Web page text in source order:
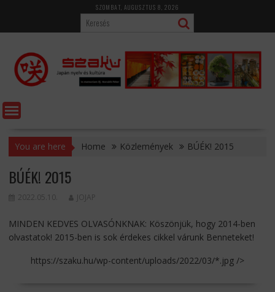
content
SZOMBAT, AUGUSZTUS 8, 2026
You are here Home Közlemények BÚÉK! 2015
BÚÉK! 2015
2022.05.10. JOJAP
MINDEN KEDVES OLVASÓNKNAK: Köszönjük, hogy 2014-ben
olvastatok! 2015-ben is sok érdekes cikkel várunk Benneteket!
https://szaku.hu/wp-content/uploads/2022/03/*.jpg />